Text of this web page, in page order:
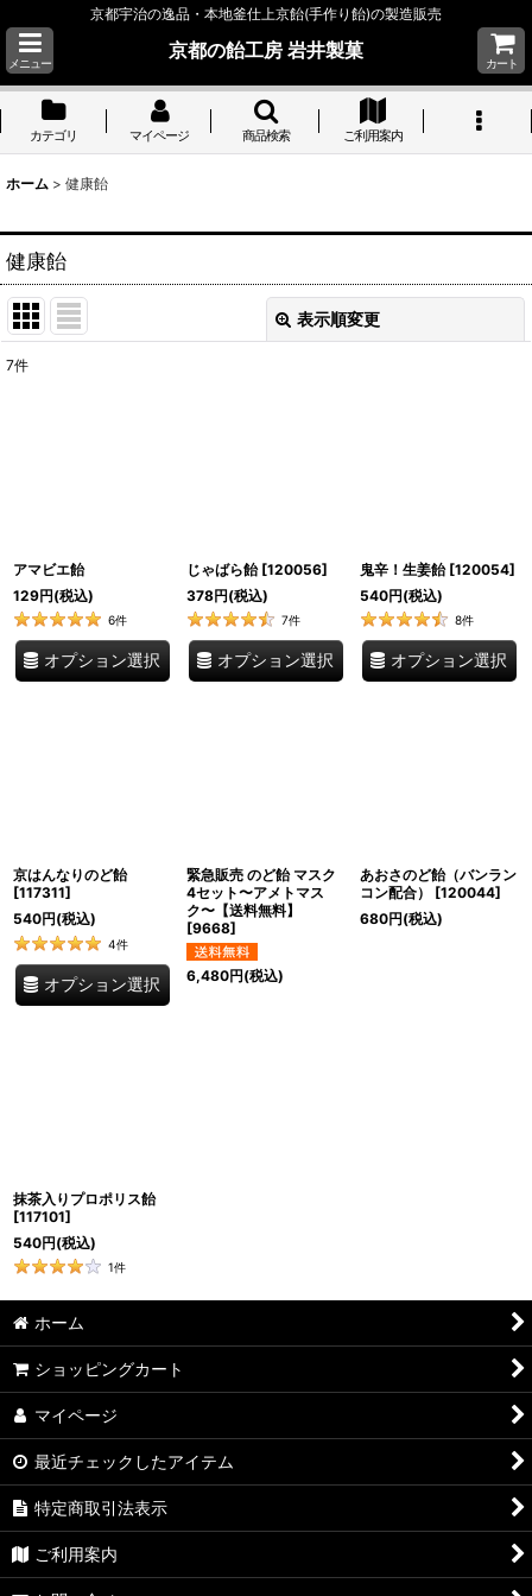
京都宇治の逸品・本地釜仕上京飴(手作り飴)の製造販売
メニュー
京都の飴工房 岩井製菓
カート
カテゴリ マイページ 商品検索 ご利用案内
ホーム > 健康飴
健康飴
表示順変更
7件
アマビエ飴
129円(税込)
6件
オプション選択
じゃばら飴 [120056]
378円(税込)
7件
オプション選択
鬼辛！生姜飴 [120054]
540円(税込)
8件
オプション選択
京はんなりのど飴
[117311]
540円(税込)
4件
オプション選択
緊急販売 のど飴 マスク
4セット〜アメトマス
ク〜【送料無料】
[9668]
6,480円(税込)
あおさのど飴（バンラン
コン配合）
[120044]
680円(税込)
抹茶入りプロポリス飴
[117101]
540円(税込)
1件
ホーム
ショッピングカート
マイページ
最近チェックしたアイテム
特定商取引法表示
ご利用案内